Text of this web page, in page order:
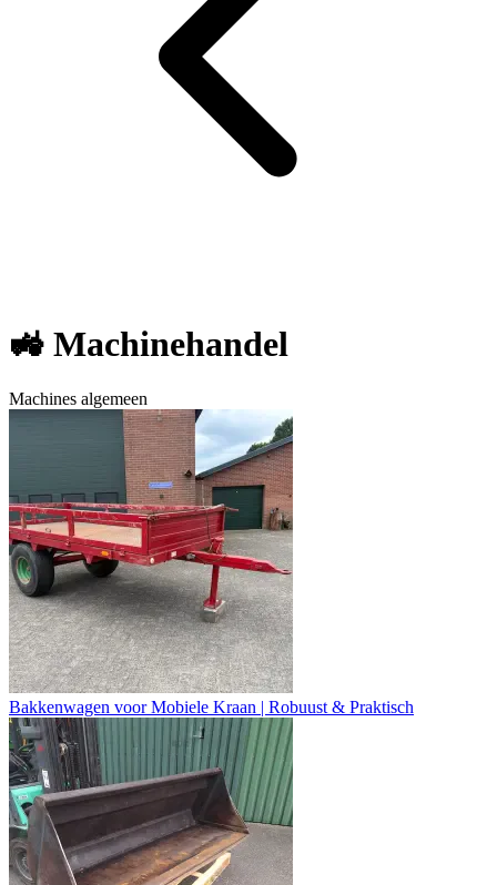
🚜 Machinehandel
Machines algemeen
Bakkenwagen voor Mobiele Kraan | Robuust & Praktisch